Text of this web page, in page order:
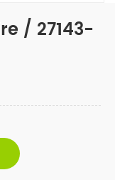
/ 27143-